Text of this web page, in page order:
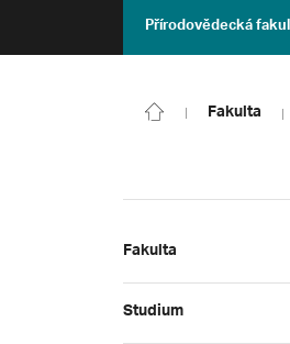
Přírodovědecká
Fakulta
Fakulta
Studium